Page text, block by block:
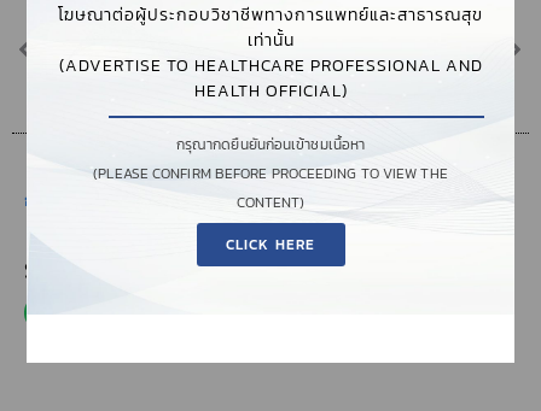
AWARD ANNOUNCEMENT 2021
POTENZA WORKSHOP 2023
กันยายน 5, 2023 ,EVENTS & WORKSHOPS
SHARE THIS POST
โฆษณาต่อผู้ประกอบวิชาชีพทางการแพทย์และสาธารณสุข
เท่านั้น
(ADVERTISE TO HEALTHCARE PROFESSIONAL AND
HEALTH OFFICIAL)
กรุณากดยืนยันก่อนเข้าชมเนื้อหา
(PLEASE CONFIRM BEFORE PROCEEDING TO VIEW THE
CONTENT)
CLICK HERE